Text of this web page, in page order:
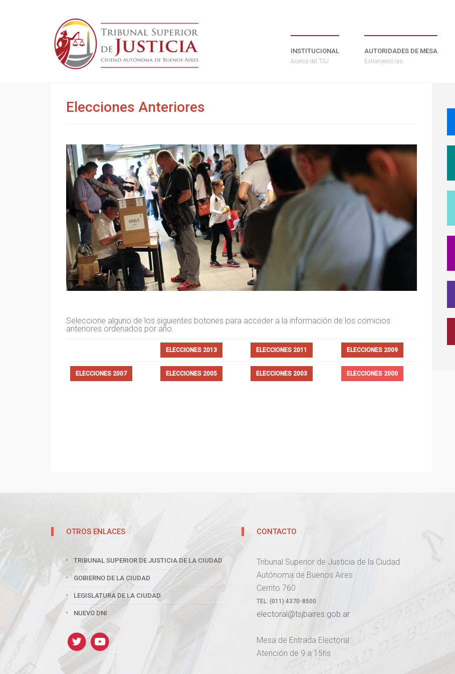
INSTITUCIONAL
Acerca del TSJ
AUTORIDADES DE MESA
Extranjeros/as
Elecciones Anteriores
Seleccione alguno de los siguientes botones para acceder a la información de los comicios
anteriores ordenados por año.
ELECCIONES 2013 ELECCIONES 2011 ELECCIONES 2009
ELECCIONES 2007 ELECCIONES 2005 ELECCIONES 2003 ELECCIONES 2000
OTROS ENLACES
TRIBUNAL SUPERIOR DE JUSTICIA DE LA CIUDAD
GOBIERNO DE LA CIUDAD
LEGISLATURA DE LA CIUDAD
NUEVO DNI
CONTACTO
Tribunal Superior de Justicia de la Ciudad
Autónoma de Buenos Aires
Cerrito 760
TEL: (011) 4370-8500
electoral@tsjbaires.gob.ar
Mesa de Entrada Electoral
Atención de 9 a 15hs